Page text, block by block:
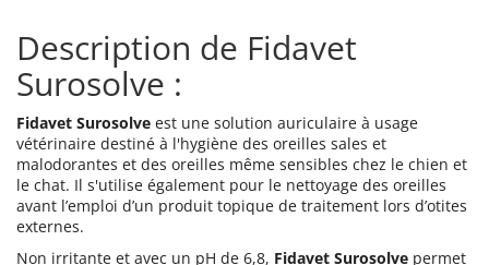
Description de Fidavet
Surosolve :
Fidavet Surosolve est une solution auriculaire à usage
vétérinaire destiné à l'hygiène des oreilles sales et
malodorantes et des oreilles même sensibles chez le chien et
le chat. Il s'utilise également pour le nettoyage des oreilles
avant l’emploi d’un produit topique de traitement lors d’otites
externes.
Non irritante et avec un pH de 6,8, Fidavet Surosolve permet